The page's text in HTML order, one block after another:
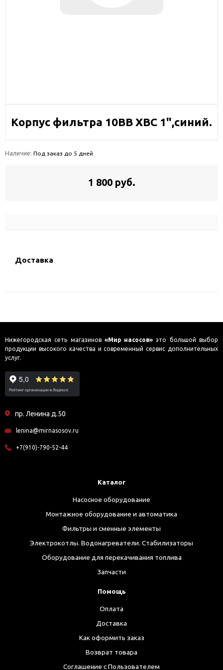
Корпус фильтра 10BB ХВС 1",синий.
Наличие: Под заказ до 5 дней
1 800 руб.
Доставка
Нижегородская сеть магазинов «Мир насосов» это большой выбор
продукции высокого качества и современный сервис дополнительных
услуг.
пр. Ленина д.50
lenina@mirnasosov.ru
+7(910)-790-52-44
Каталог
Насосное оборудование
Монтажное оборудование и автоматика
Фильтры и сменные элементы
Электрокотлы. Водонагреватели. Стабилизаторы
Оборудование для перекачивания топлива
Запчасти
Помощь
Оплата
Доставка
Как оформить заказ
Возврат товара
Соглашение с Пользователем